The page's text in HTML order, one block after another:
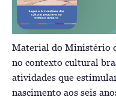
Material do Ministério
no contexto cultural
atividades que
nascimento aos seis